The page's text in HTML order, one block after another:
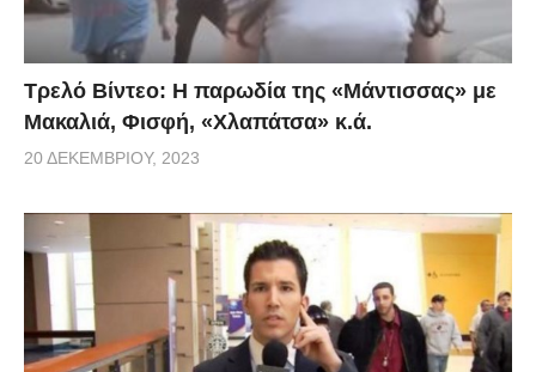
Τρελό Βίντεο: H παρωδία της «Μάντισσας» με
Μακαλιά, Φισφή, «Χλαπάτσα» κ.ά.
20 ΔΕΚΕΜΒΡΊΟΥ, 2023